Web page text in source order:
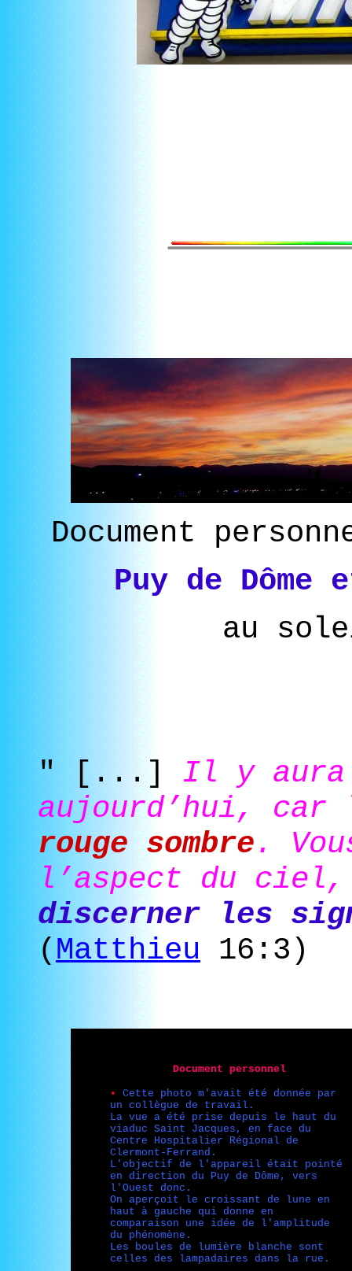
Document
Puy de Dôme
au
" [...] Il y aura
aujourd’hui,
rouge sombre.
l’aspect du ciel,
discerner les
( Matthieu 16:3)
Document personnel
•
Cette photo m'avait été donnée par
un collègue de travail.
La vue a été prise depuis le haut du
viaduc Saint Jacques, en face du
Centre Hospitalier Régional de
Clermont-Ferrand.
L'objectif de l'appareil était pointé
en direction du Puy de Dôme, vers
l'Ouest donc.
On aperçoit le croissant de lune en
haut à gauche qui donne en
comparaison une idée de l'amplitude
du phénomène.
Les boules de lumière blanche sont
celles des lampadaires dans la rue.